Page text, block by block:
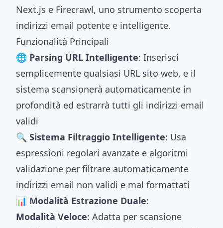
Next.js e Firecrawl, uno strumento scoperta
indirizzi email potente e intelligente.
Funzionalità Principali
🌐 Parsing URL Intelligente: Inserisci
semplicemente qualsiasi URL sito web, e il
sistema scansionerà automaticamente in
profondità ed estrarrà tutti gli indirizzi email
validi
🔍 Sistema Filtraggio Intelligente: Usa
espressioni regolari avanzate e algoritmi
validazione per filtrare automaticamente
indirizzi email non validi e mal formattati
📊 Modalità Estrazione Duale:
Modalità Veloce: Adatta per scansione